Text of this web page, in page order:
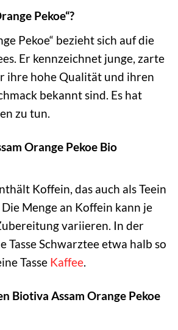
Pekoe“?
Pekoe“ bezieht sich auf die
Er kennzeichnet junge, zarte
ihre hohe Qualität und ihren
bekannt sind. Es hat
zu tun.
Orange Pekoe Bio
Koffein, das auch als Teein
Menge an Koffein kann je
variieren. In der
Tasse Schwarztee etwa halb so
Tasse Kaffee.
Biotiva Assam Orange Pekoe